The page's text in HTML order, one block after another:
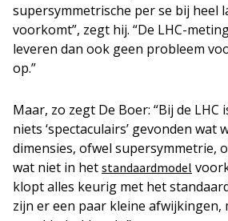
supersymmetrische per se bij heel
voorkomt”, zegt hij. “De LHC-
leveren dan ook geen probleem
op.”
Maar, zo zegt De Boer: “Bij de LHC
niets ‘spectaculairs’ gevonden wat
dimensies, ofwel supersymmetrie,
wat niet in het standaardmodel
klopt alles keurig met het
zijn er een paar kleine afwijkingen,